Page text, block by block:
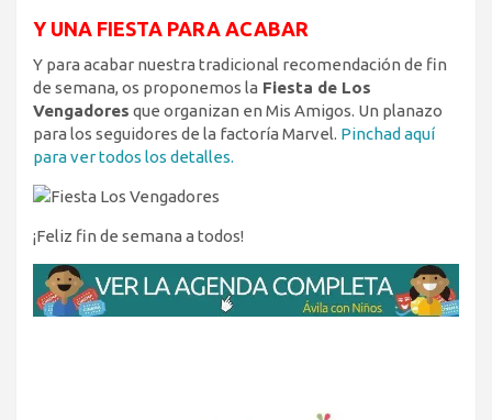
Y UNA FIESTA PARA ACABAR
Y para acabar nuestra tradicional recomendación de fin
de semana, os proponemos la Fiesta de Los
Vengadores que organizan en Mis Amigos. Un planazo
para los seguidores de la factoría Marvel. Pinchad aquí
para ver todos los detalles.
¡Feliz fin de semana a todos!